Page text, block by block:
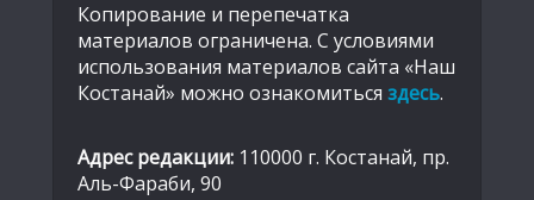
Копирование и перепечатка
материалов ограничена. С условиями
использования материалов сайта «Наш
Костанай» можно ознакомиться здесь.
Адрес редакции: 110000 г. Костанай, пр.
Аль-Фараби, 90